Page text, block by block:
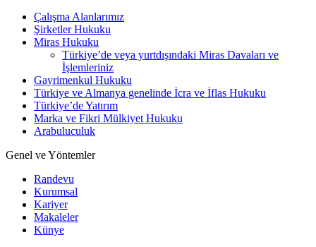
Çalışma Alanlarımız
Şirketler Hukuku
Miras Hukuku
Türkiye’de veya yurtdışındaki Miras Davaları ve
İşlemleriniz
Gayrimenkul Hukuku
Türkiye ve Almanya genelinde İcra ve İflas Hukuku
Türkiye’de Yatırım
Marka ve Fikri Mülkiyet Hukuku
Arabuluculuk
Genel ve Yöntemler
Randevu
Kurumsal
Kariyer
Makaleler
Künye